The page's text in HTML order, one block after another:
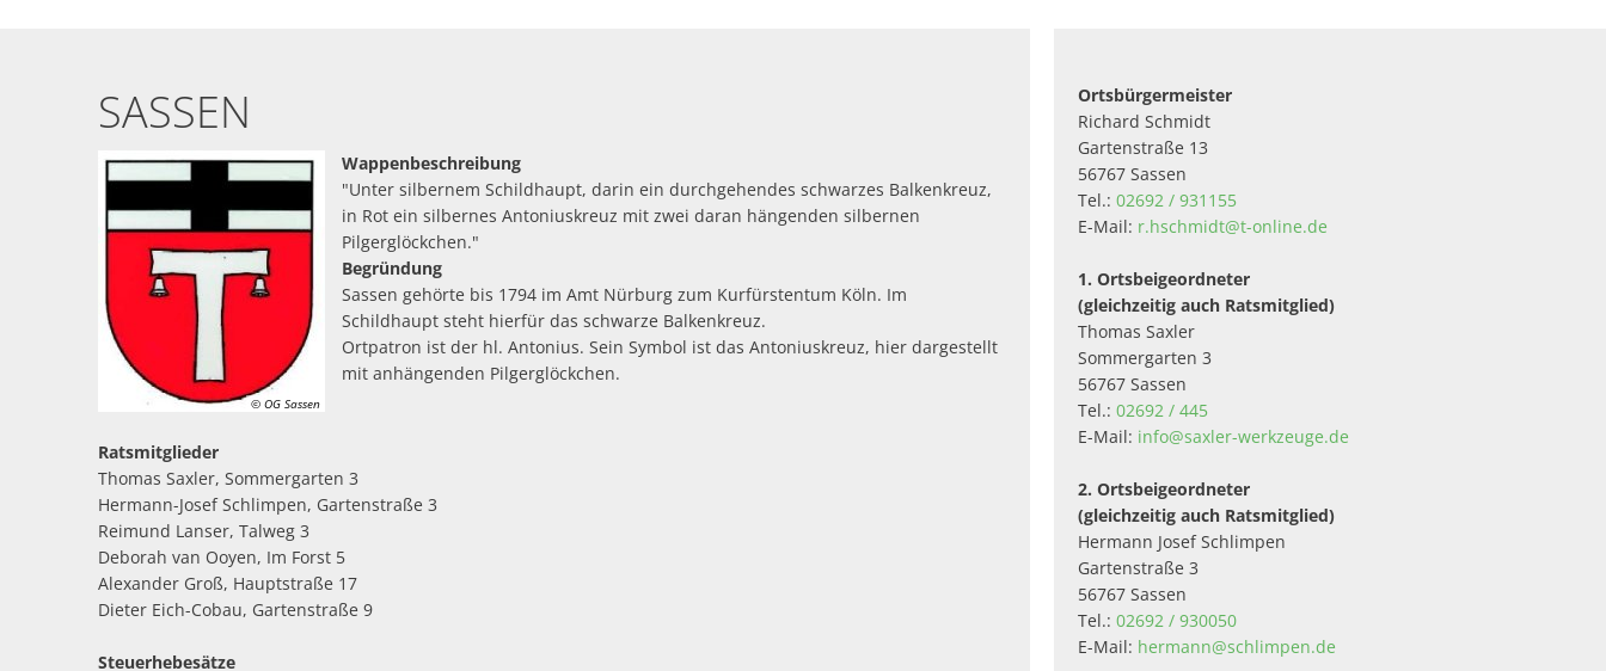
SASSEN
© OG Sassen
Wappenbeschreibung
"Unter silbernem Schildhaupt, darin ein durchgehendes schwarzes Balkenkreuz,
in Rot ein silbernes Antoniuskreuz mit zwei daran hängenden silbernen
Pilgerglöckchen."
Begründung
Sassen gehörte bis 1794 im Amt Nürburg zum Kurfürstentum Köln. Im
Schildhaupt steht hierfür das schwarze Balkenkreuz.
Ortpatron ist der hl. Antonius. Sein Symbol ist das Antoniuskreuz, hier dargestellt
mit anhängenden Pilgerglöckchen.
Ratsmitglieder
Thomas Saxler, Sommergarten 3
Hermann-Josef Schlimpen, Gartenstraße 3
Reimund Lanser, Talweg 3
Deborah van Ooyen, Im Forst 5
Alexander Groß, Hauptstraße 17
Dieter Eich-Cobau, Gartenstraße 9
Steuerhebesätze
Ortsbürgermeister
Richard Schmidt
Gartenstraße 13
56767 Sassen
Tel.: 02692 / 931155
E-Mail: r.hschmidt@t-online.de
1. Ortsbeigeordneter
(gleichzeitig auch Ratsmitglied)
Thomas Saxler
Sommergarten 3
56767 Sassen
Tel.: 02692 / 445
E-Mail: info@saxler-werkzeuge.de
2. Ortsbeigeordneter
(gleichzeitig auch Ratsmitglied)
Hermann Josef Schlimpen
Gartenstraße 3
56767 Sassen
Tel.: 02692 / 930050
E-Mail: hermann@schlimpen.de